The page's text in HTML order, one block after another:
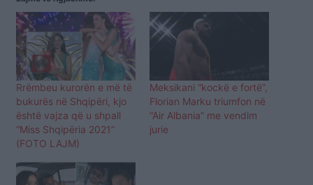
Rrëmbeu kurorën e më të
bukurës në Shqipëri, kjo
është vajza që u shpall
“Miss Shqipëria 2021”
(FOTO LAJM)
Meksikani “kockë e fortë”,
Florian Marku triumfon në
“Air Albania” me vendim
jurie